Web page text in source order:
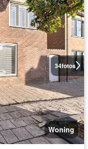
34fotos
Woning